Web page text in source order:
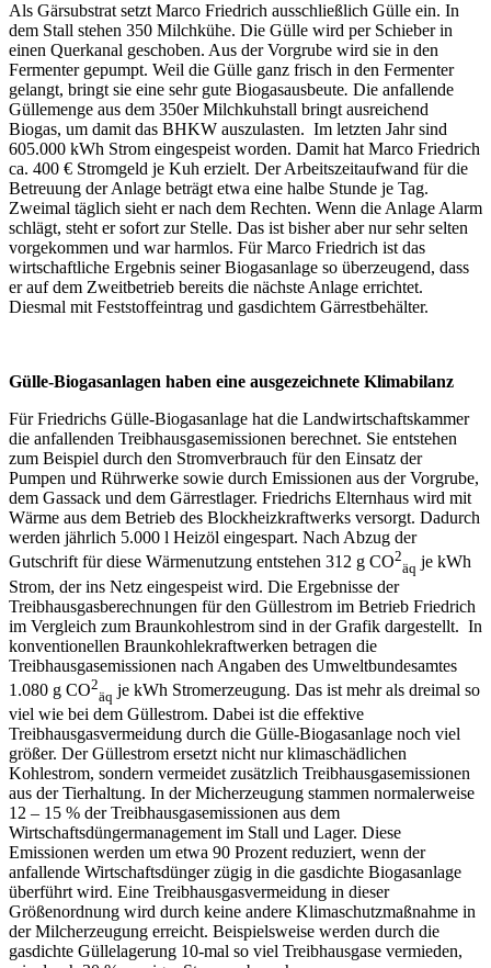
Als Gärsubstrat setzt Marco Friedrich ausschließlich Gülle ein. In
dem Stall stehen 350 Milchkühe. Die Gülle wird per Schieber in
einen Querkanal geschoben. Aus der Vorgrube wird sie in den
Fermenter gepumpt. Weil die Gülle ganz frisch in den Fermenter
gelangt, bringt sie eine sehr gute Biogasausbeute. Die anfallende
Güllemenge aus dem 350er Milchkuhstall bringt ausreichend
Biogas, um damit das BHKW auszulasten. Im letzten Jahr sind
605.000 kWh Strom eingespeist worden. Damit hat Marco Friedrich
ca. 400 € Stromgeld je Kuh erzielt. Der Arbeitszeitaufwand für die
Betreuung der Anlage beträgt etwa eine halbe Stunde je Tag.
Zweimal täglich sieht er nach dem Rechten. Wenn die Anlage Alarm
schlägt, steht er sofort zur Stelle. Das ist bisher aber nur sehr selten
vorgekommen und war harmlos. Für Marco Friedrich ist das
wirtschaftliche Ergebnis seiner Biogasanlage so überzeugend, dass
er auf dem Zweitbetrieb bereits die nächste Anlage errichtet.
Diesmal mit Feststoffeintrag und gasdichtem Gärrestbehälter.
Gülle-Biogasanlagen haben eine ausgezeichnete Klimabilanz
Für Friedrichs Gülle-Biogasanlage hat die Landwirtschaftskammer
die anfallenden Treibhausgasemissionen berechnet. Sie entstehen
zum Beispiel durch den Stromverbrauch für den Einsatz der
Pumpen und Rührwerke sowie durch Emissionen aus der Vorgrube,
dem Gassack und dem Gärrestlager. Friedrichs Elternhaus wird mit
Wärme aus dem Betrieb des Blockheizkraftwerks versorgt. Dadurch
werden jährlich 5.000 l Heizöl eingespart. Nach Abzug der
Gutschrift für diese Wärmenutzung entstehen 312 g CO2
äq je kWh
Strom, der ins Netz eingespeist wird. Die Ergebnisse der
Treibhausgasberechnungen für den Güllestrom im Betrieb Friedrich
im Vergleich zum Braunkohlestrom sind in der Grafik dargestellt. In
konventionellen Braunkohlekraftwerken betragen die
Treibhausgasemissionen nach Angaben des Umweltbundesamtes
1.080 g CO2
äq je kWh Stromerzeugung. Das ist mehr als dreimal so
viel wie bei dem Güllestrom. Dabei ist die effektive
Treibhausgasvermeidung durch die Gülle-Biogasanlage noch viel
größer. Der Güllestrom ersetzt nicht nur klimaschädlichen
Kohlestrom, sondern vermeidet zusätzlich Treibhausgasemissionen
aus der Tierhaltung. In der Micherzeugung stammen normalerweise
12 – 15 % der Treibhausgasemissionen aus dem
Wirtschaftsdüngermanagement im Stall und Lager. Diese
Emissionen werden um etwa 90 Prozent reduziert, wenn der
anfallende Wirtschaftsdünger zügig in die gasdichte Biogasanlage
überführt wird. Eine Treibhausgasvermeidung in dieser
Größenordnung wird durch keine andere Klimaschutzmaßnahme in
der Milcherzeugung erreicht. Beispielsweise werden durch die
gasdichte Güllelagerung 10-mal so viel Treibhausgase vermieden,